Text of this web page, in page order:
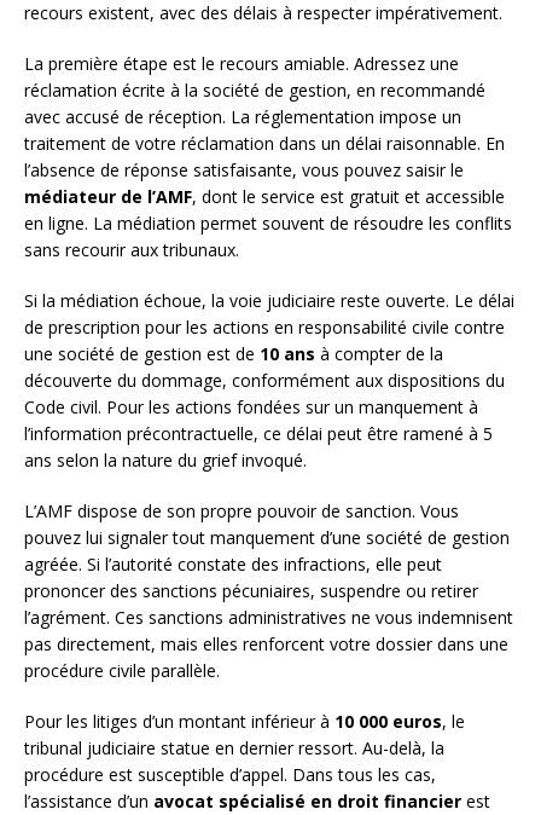
recours existent, avec des délais à respecter impérativement.
La première étape est le recours amiable. Adressez une
réclamation écrite à la société de gestion, en recommandé
avec accusé de réception. La réglementation impose un
traitement de votre réclamation dans un délai raisonnable. En
l’absence de réponse satisfaisante, vous pouvez saisir le
médiateur de l’AMF, dont le service est gratuit et accessible
en ligne. La médiation permet souvent de résoudre les conflits
sans recourir aux tribunaux.
Si la médiation échoue, la voie judiciaire reste ouverte. Le délai
de prescription pour les actions en responsabilité civile contre
une société de gestion est de 10 ans à compter de la
découverte du dommage, conformément aux dispositions du
Code civil. Pour les actions fondées sur un manquement à
l’information précontractuelle, ce délai peut être ramené à 5
ans selon la nature du grief invoqué.
L’AMF dispose de son propre pouvoir de sanction. Vous
pouvez lui signaler tout manquement d’une société de gestion
agréée. Si l’autorité constate des infractions, elle peut
prononcer des sanctions pécuniaires, suspendre ou retirer
l’agrément. Ces sanctions administratives ne vous indemnisent
pas directement, mais elles renforcent votre dossier dans une
procédure civile parallèle.
Pour les litiges d’un montant inférieur à 10 000 euros, le
tribunal judiciaire statue en dernier ressort. Au-delà, la
procédure est susceptible d’appel. Dans tous les cas,
l’assistance d’un avocat spécialisé en droit financier est